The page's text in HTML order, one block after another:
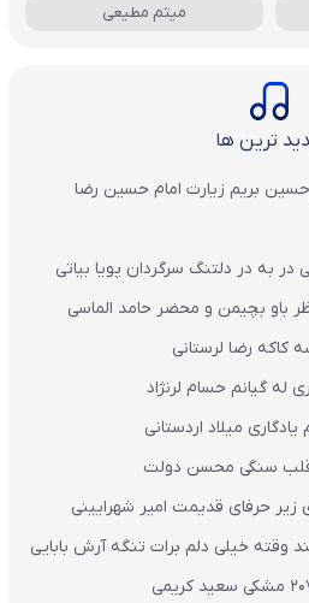
میثم مطیعی
ترین ها
بریم زیارت امام حسین رضا
به در دلتنگ سرگردان پویا بیاتی
باو بچیمن و محضر حامد الماسی
کاکه رضا لرستانی
له گیانم حسام لرنژاد
میلاد اردستانی
قلب سنگی محسن دولت
حرفای قدیمت امیر شهرایینی
وقته خیلی دلم برات تنگه آرش بابایی